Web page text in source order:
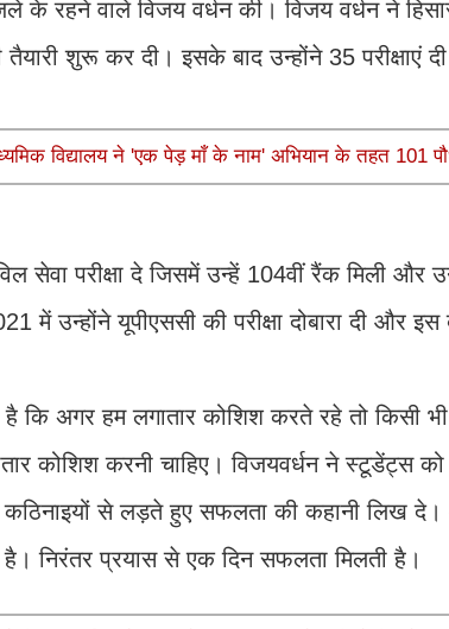
के रहने वाले विजय वर्धन की। विजय वर्धन ने
तैयारी शुरू कर दी। इसके बाद उन्होंने 35 परीक्षाएं
विद्यालय ने 'एक पेड़ माँ के नाम' अभियान के तहत 101
सेवा परीक्षा दे जिसमें उन्हें 104वीं रैंक मिली
में उन्होंने यूपीएससी की परीक्षा दोबारा दी और
कि अगर हम लगातार कोशिश करते रहे तो किसी
कोशिश करनी चाहिए। विजयवर्धन ने
से लड़ते हुए सफलता की कहानी लिख
निरंतर प्रयास से एक दिन सफलता मिलती है।